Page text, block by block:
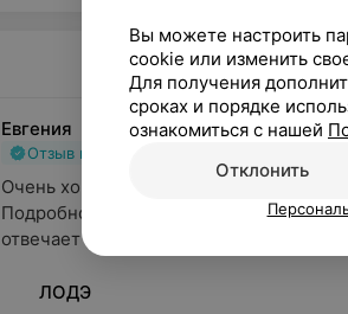
Евгения
Отзыв подтвержден
Очень хорошая, внимательная и
Подробно все рассказывает простыми
отвечает на все вопросы за чт...
ЛОДЭ
Вы можете настроить
cookie или изменить
Для получения
сроках и порядке
ознакомиться с нашей
Отклонить